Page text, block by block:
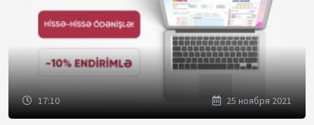
17:10 25 ноября 2021